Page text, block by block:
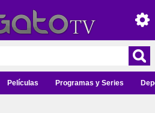
Películas Programas y Series